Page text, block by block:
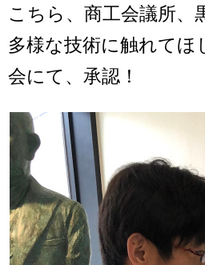
こちら、商工会議所、
多様な技術に触れてほ
会にて、承認！